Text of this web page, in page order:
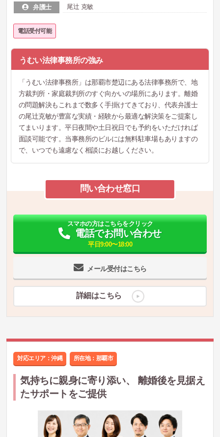
弁護士 尾辻 克敏
電話受付可能
うむい法律事務所の強み
「うむい法律事務所」は那覇市楚辺にある法律事務所で、地
方裁判所・家庭裁判所のすぐ向かいの場所にあります。離婚
の問題解決もこれまで数多く手掛けてきており、代表弁護士
の尾辻克敏が豊富な実績・経験から最適な解決策をご提案し
てまいります。平日夜間や土日祝日でも予約をいただければ
面談可能です。当事務所のビルには無料駐車場もありますの
で、いつでも遠慮なく相談にお越しください。
問い合わせ窓口
メール受付はこちら
スマホの方はこちらをクリック
電話でお問い合わせ
平日9:00〜18:00
詳細はこちら
対応エリア：沖縄 所在地： 那覇市
気持ちに親身に寄り添い、 離婚後を見据え
たサポートをご提供